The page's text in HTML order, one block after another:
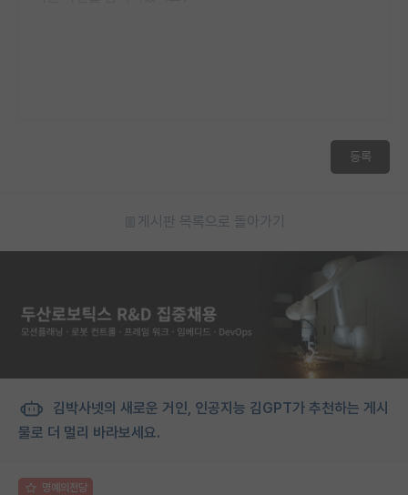
등록
게시판 목록으로 돌아가기
김박사넷의 새로운 거인, 인공지능 김GPT가 추천하는 게시
물로 더 멀리 바라보세요.
명예의전당